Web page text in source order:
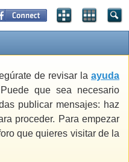
de revisar la ayuda
que sea necesario
publicar mensajes: haz
proceder. Para empezar
que quieres visitar de la